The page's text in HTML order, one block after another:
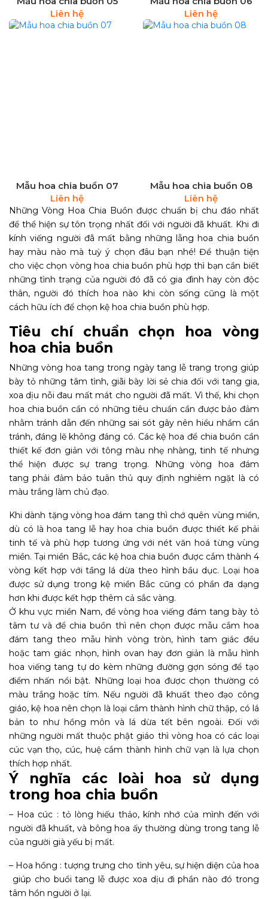
Liên hệ
Liên hệ
Mẫu hoa chia buồn 07
Liên hệ
Mẫu hoa chia buồn 08
Liên hệ
Những Vòng Hoa Chia Buồn được chuẩn bị chu đáo nhất
để thể hiện sự tôn trọng nhất đối với người đã khuất. Khi đi
kính viếng người đã mất bằng những lẵng hoa chia buồn
hay màu nào mà tuỳ ý chọn đâu bạn nhé! Để thuận tiện
cho việc chọn vòng hoa chia buồn phù hợp thì bạn cần biết
những tình trạng của người đó đã có gia đình hay còn độc
thân, người đó thích hoa nào khi còn sống cũng là một
cách hữu ích để chọn kệ hoa chia buồn phù hợp.
Tiêu chí chuẩn chọn hoa vòng
hoa chia buồn
Những vòng hoa tang trong ngày tang lễ trang trọng giúp
bày tỏ những tâm tình, giãi bày lời sẻ chia đối với tang gia,
xoa dịu nỗi đau mất mát cho người đã mất. Vì thế, khi chọn
hoa chia buồn cần có những tiêu chuẩn cần được bảo đảm
nhằm tránh dẫn đến những sai sót gây nên hiểu nhầm cần
tránh, đáng lẽ không đáng có. Các kệ hoa để chia buồn cần
thiết kế đơn giản với tông màu nhẹ nhàng, tinh tế nhưng
thể hiện được sự trang trọng. Những vòng hoa đám
tang phải đảm bảo tuân thủ quy định nghiêm ngặt là có
màu trắng làm chủ đạo.
Khi dành tặng vòng hoa đám tang thì chớ quên vùng miền,
dù có là hoa tang lễ hay hoa chia buồn được thiết kế phải
tinh tế và phù hợp tương ứng với nét văn hoá từng vùng
miền. Tại miền Bắc, các kệ hoa chia buồn được cắm thành 4
vòng kết hợp với tầng lá dừa theo hình bầu dục. Loại hoa
được sử dụng trong kệ miền Bắc cũng có phần đa dạng
hơn khi được kết hợp thêm cả sắc vàng.
Ở khu vực miền Nam, để vòng hoa viếng đám tang bày tỏ
tâm tư và để chia buồn thì nên chọn được mẫu cắm hoa
đám tang theo mẫu hình vòng tròn, hình tam giác đều
hoặc tam giác nhọn, hình ovan hay đơn giản là mẫu hình
hoa viếng tang tự do kèm những đường gợn sóng để tạo
điểm nhấn nổi bật. Những loại hoa được chọn thường có
màu trắng hoặc tím. Nếu người đã khuất theo đạo công
giáo, kệ hoa nên chọn là loại cắm thành hình chữ thập, có lá
bản to như hồng môn và lá dừa tết bên ngoài. Đối với
những người mất thuộc phật giáo thì vòng hoa có các loại
cúc vạn thọ, cúc, huệ cắm thành hình chữ vạn là lựa chọn
thích hợp nhất.
Ý nghĩa các loài hoa sử dụng
trong hoa chia buồn
– Hoa cúc : tỏ lòng hiếu thảo, kính nhớ của mình đến với
người đã khuất, và bông hoa ấy thường dùng trong tang lễ
của người già yếu bị mất.
– Hoa hồng : tượng trưng cho tình yêu, sự hiện diện của hoa
giúp cho buổi tang lễ được xoa dịu đi phần nào đó trong
tâm hồn người ở lại.